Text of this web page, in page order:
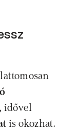
idővel
is okozhat.